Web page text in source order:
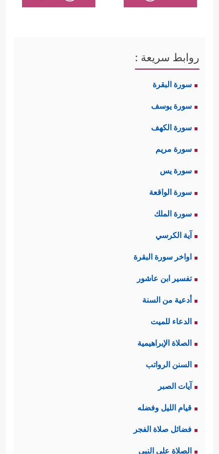
روابط سريعة :
سورة البقرة
سورة يوسف
سورة الكهف
سورة مريم
سورة يس
سورة الواقعة
سورة الملك
آية الكرسي
اواخر سورة البقرة
تفسير ابن عاشور
أدعية من السنة
الدعاء للميت
الصلاة الإبراهيمية
السنن الرواتب
آيات الصبر
قيام الليل وفضله
فضائل صلاة الفجر
الصلاة على النبي